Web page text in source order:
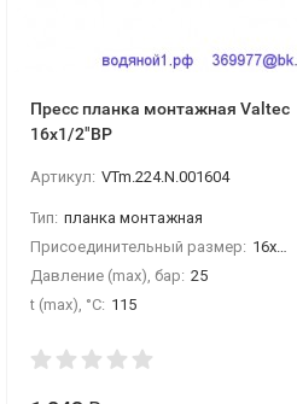
Пресс планка монтажная Valtec
16х1/2"ВР
Артикул: VTm.224.N.001604
Тип: планка монтажная
Присоединительный размер: 16х1/2"ВР
Давление (max), бар: 25
t (max), °С: 115